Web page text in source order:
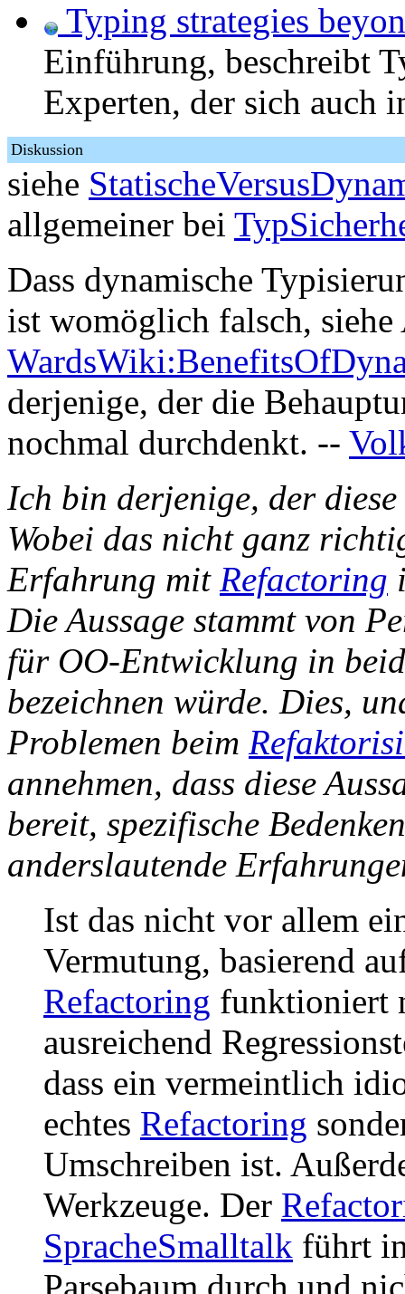
Typing strategies
Einführung, beschreibt
Experten, der sich auch
Diskussion
siehe
allgemeiner bei
Dass dynamische
ist womöglich falsch,
derjenige, der die
nochmal durchdenkt. --
Ich bin derjenige, der
Wobei das nicht ganz
Erfahrung mit Refactoring
Die Aussage stammt von
für OO-Entwicklung in
bezeichnen würde. Dies,
Problemen beim
annehmen, dass diese
bereit, spezifische
anderslautende
Ist das nicht vor allem
Vermutung, basierend
Refactoring funktioniert
ausreichend
dass ein vermeintlich
echtes Refactoring
Umschreiben ist.
Werkzeuge. Der
SpracheSmalltalk führt